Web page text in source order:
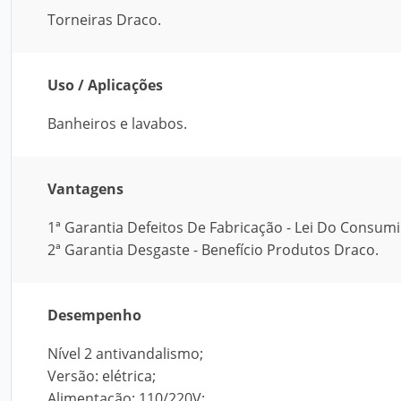
Torneiras Draco.
Uso / Aplicações
Banheiros e lavabos.
Vantagens
1ª Garantia Defeitos De Fabricação - Lei Do
2ª Garantia Desgaste - Benefício Produtos Draco.
Desempenho
Nível 2 antivandalismo;
Versão: elétrica;